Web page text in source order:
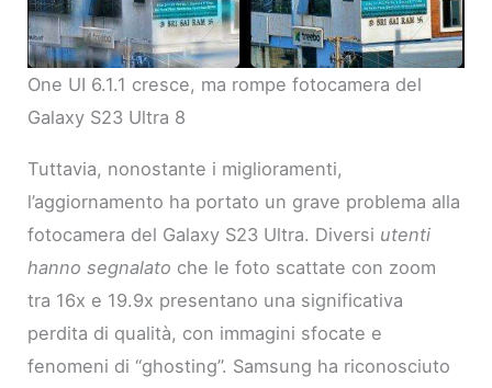
One UI 6.1.1 cresce, ma rompe fotocamera del
Galaxy S23 Ultra 8
Tuttavia, nonostante i miglioramenti,
l’aggiornamento ha portato un grave problema alla
fotocamera del Galaxy S23 Ultra. Diversi utenti
hanno segnalato che le foto scattate con zoom
tra 16x e 19.9x presentano una significativa
perdita di qualità, con immagini sfocate e
fenomeni di “ghosting”. Samsung ha riconosciuto